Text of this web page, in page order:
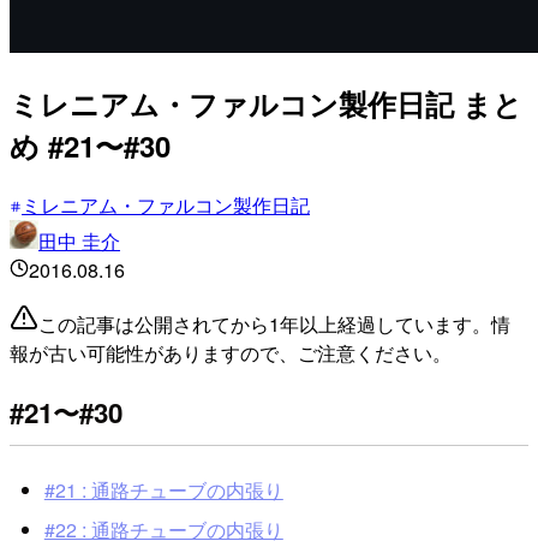
ミレニアム・ファルコン製作日記 まと
め #21〜#30
ミレニアム・ファルコン製作日記
田中 圭介
2016.08.16
この記事は公開されてから1年以上経過しています。情
報が古い可能性がありますので、ご注意ください。
#21〜#30
#21 : 通路チューブの内張り
#22 : 通路チューブの内張り